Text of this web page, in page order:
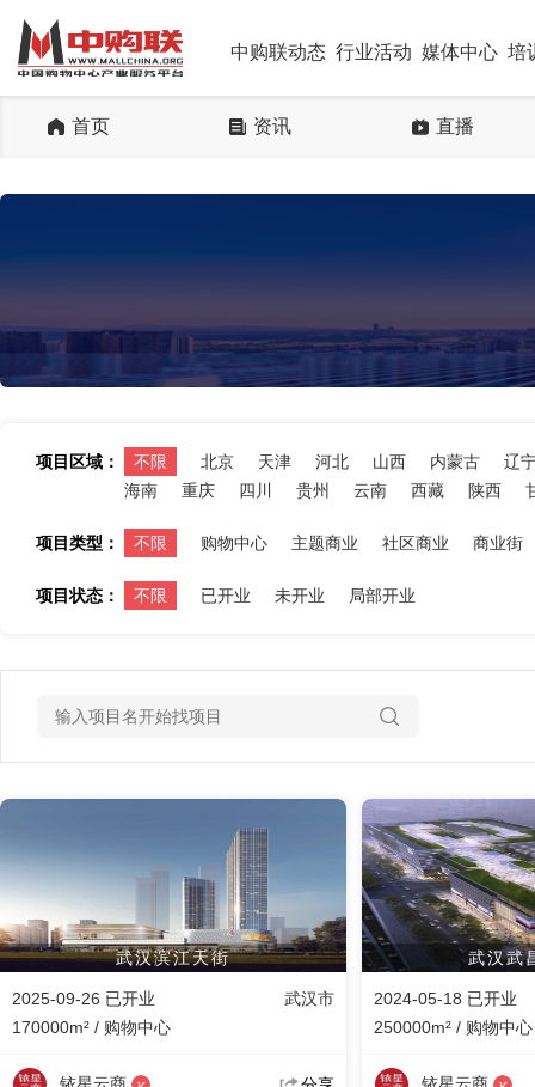
中购联动态 行业活动 媒体中心 培
首页 资讯 直播
项目区域： 不限 北京 天津 河北 山西 内蒙古
辽
海南
重庆 四川 贵州 云南 西藏 陕西
项目类型： 不限 购物中心 主题商业 社区商业 商业街
项目状态： 不限 已开业 未开业 局部开业
武汉滨江天街
2025-09-26 已开业
武汉市
170000m² / 购物中心
武汉武
2024-05-18 已开业
250000m² / 购物中心